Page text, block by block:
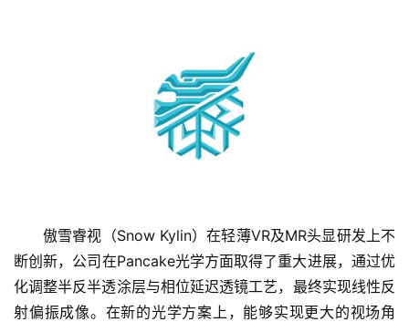
首
页
傲雪睿视（Snow Kylin）在轻薄VR及MR头显研发上不
断创新，公司在Pancake光学方面取得了重大进展，通过优
化调整半反半透涂层与相位延迟透镜工艺，最终实现线性反
射偏振成像。在新的光学方案上，能够实现更大的视场角